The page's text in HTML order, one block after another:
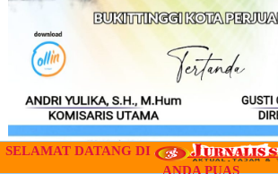
SELAMAT DATANG DI
ANDA PUAS